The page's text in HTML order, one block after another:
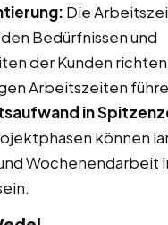
Die
Bedürfnissen und
der Kunden
Arbeitszeiten
in
können
Wochenendarbeit